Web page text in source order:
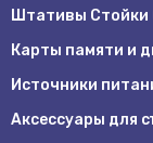
Штативы Стойки
Карты памяти и
Источники
Аксессуары для